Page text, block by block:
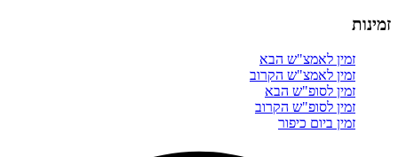
זמינות
זמין לאמצ"ש הבא
זמין לאמצ"ש הקרוב
זמין לסופ"ש הבא
זמין לסופ"ש הקרוב
זמין ביום כיפור